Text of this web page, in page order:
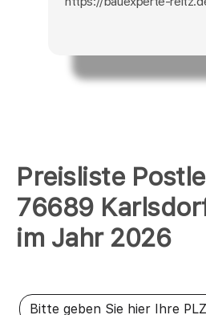
Preisliste
76689
im Jahr 2026